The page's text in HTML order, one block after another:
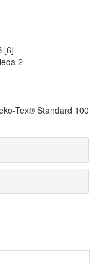
[6]
2
Tex® Standard 100